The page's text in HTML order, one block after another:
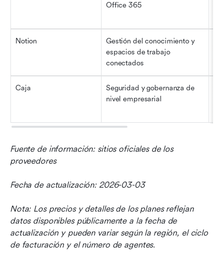
Office 365
Notion
Gestión del conocimiento y
espacios de trabajo
conectados
Caja
Seguridad y gobernanza de
nivel empresarial
Fuente de información: sitios oficiales de los
proveedores
Fecha de actualización: 2026-03-03
Nota: Los precios y detalles de los planes reflejan
datos disponibles públicamente a la fecha de
actualización y pueden variar según la región, el ciclo
de facturación y el número de agentes.